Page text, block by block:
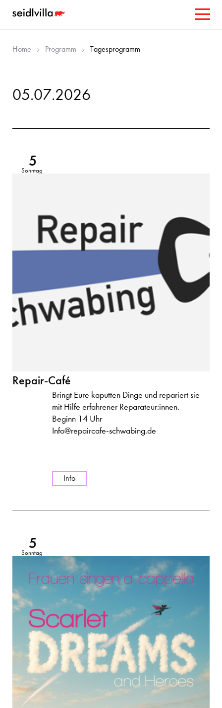
Home Programm Tagesprogramm
05.07.2026
5
Sonntag
Repair-Café
Bringt Eure kaputten Dinge und repariert sie
mit Hilfe erfahrener Reparateur:innen.
Beginn 14 Uhr
Info@repaircafe-schwabing.de
Info
5
Sonntag